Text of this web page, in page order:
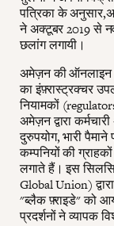
पत्रिका के
ने अक्टूबर 2019 से
छलांग लगायी।
अमेज़न की ऑनलाइन
का इंफ़्रास्ट्रक्चर
नियामकों
अमेज़न द्वारा
दुरुपयोग, भारी
कम्पनियों की
लगाते हैं। इस
Global Union)
"ब्लैक फ़्राइडे" को
प्रदर्शनों ने व्यापक